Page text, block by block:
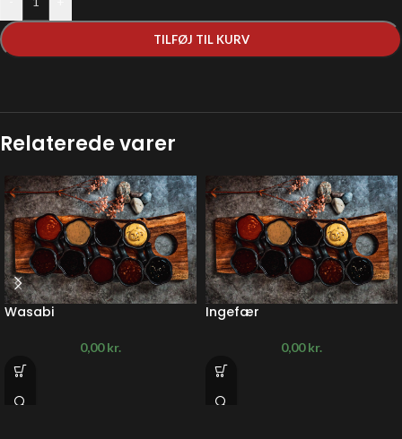
TILFØJ TIL KURV
Relaterede varer
Wasabi
0,00kr.
Ingefær
0,00kr.